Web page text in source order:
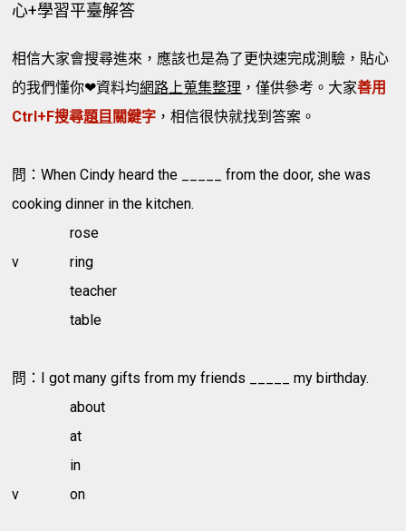
心+學習平臺解答
相信大家會搜尋進來，應該也是為了更快速完成測驗，貼心
的我們懂你❤資料均網路上蒐集整理 ，僅供參考。大家善用
Ctrl+F搜尋題目 關鍵字 ，相信很快就找到答案。
問：When Cindy heard the _____ from the door, she was
cooking dinner in the kitchen.
rose
v
ring
teacher
table
問：I got many gifts from my friends _____ my birthday.
about
at
in
v
on